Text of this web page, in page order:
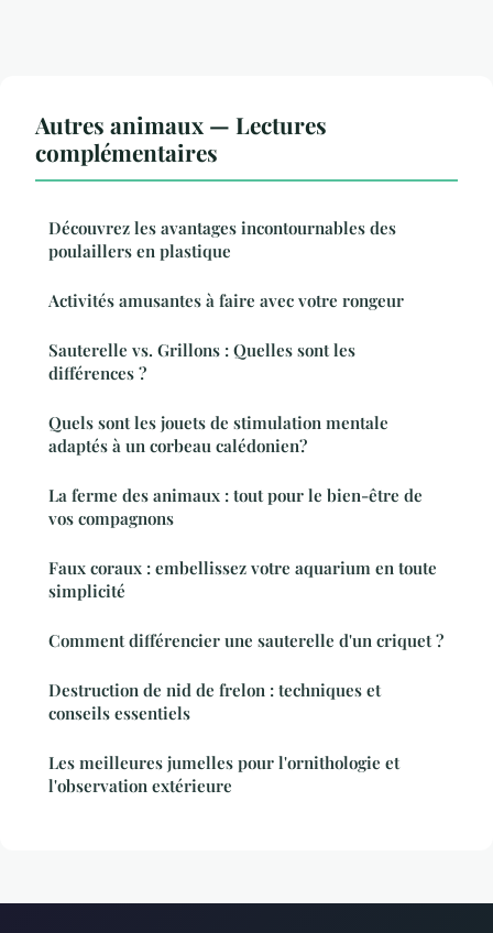
Autres animaux — Lectures
complémentaires
Découvrez les avantages incontournables des
poulaillers en plastique
Activités amusantes à faire avec votre rongeur
Sauterelle vs. Grillons : Quelles sont les
différences ?
Quels sont les jouets de stimulation mentale
adaptés à un corbeau calédonien?
La ferme des animaux : tout pour le bien-être de
vos compagnons
Faux coraux : embellissez votre aquarium en toute
simplicité
Comment différencier une sauterelle d'un criquet ?
Destruction de nid de frelon : techniques et
conseils essentiels
Les meilleures jumelles pour l'ornithologie et
l'observation extérieure